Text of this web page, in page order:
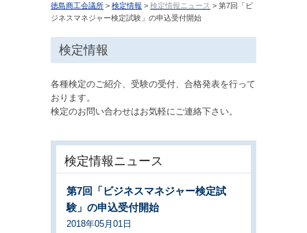
徳島商工会議所 > 検定情報 > 検定情報ニュース > 第7回「ビ
ジネスマネジャー検定試験」の申込受付開始
検定情報
各種検定のご紹介、受験の受付、合格発表を行って
おります。
検定のお問い合わせはお気軽にご連絡下さい。
検定情報ニュース
第7回「ビジネスマネジャー検定試
験」の申込受付開始
2018年05月01日